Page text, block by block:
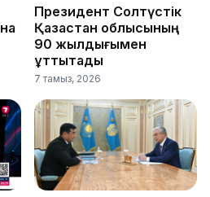
Президент Солтүстік
Қазақстан облысының
90 жылдығымен
құттықтады
7 тамыз, 2026